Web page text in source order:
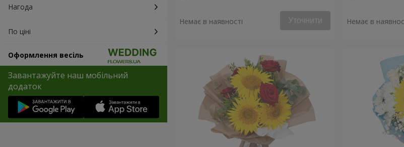
Нагода
По ціні
Оформлення весіль
Завантажуйте наш мобільний
додаток
Немає в наявності Уточнити Немає в